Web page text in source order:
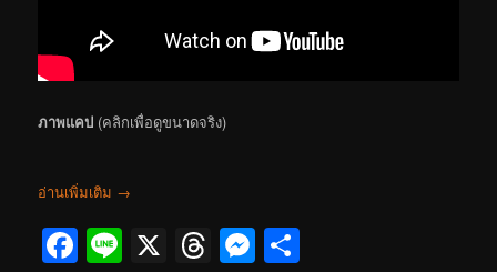
ภาพแคป (คลิกเพื่อดูขนาดจริง)
อ่านเพิ่มเติม →
Facebook
Line
X Threads
Messenger